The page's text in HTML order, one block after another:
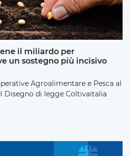
il miliardo per
un sostegno più incisivo
Agroalimentare e Pesca al
Disegno di legge Coltivaitalia